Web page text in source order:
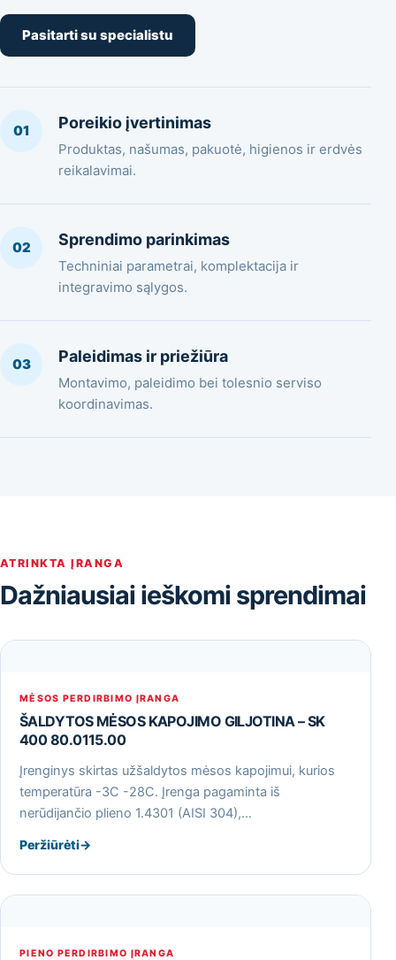
Pasitarti su specialistu
01 Poreikio įvertinimas
Produktas, našumas, pakuotė, higienos ir erdvės
reikalavimai.
02 Sprendimo parinkimas
Techniniai parametrai, komplektacija ir
integravimo sąlygos.
03 Paleidimas ir priežiūra
Montavimo, paleidimo bei tolesnio serviso
koordinavimas.
ATRINKTA ĮRANGA
Dažniausiai ieškomi sprendimai
MĖSOS PERDIRBIMO ĮRANGA
ŠALDYTOS MĖSOS KAPOJIMO GILJOTINA – SK
400 80.0115.00
Įrenginys skirtas užšaldytos mėsos kapojimui, kurios
temperatūra -3С -28С. Įrenga pagaminta iš
nerūdijančio plieno 1.4301 (AISI 304),…
Peržiūrėti→
PIENO PERDIRBIMO ĮRANGA